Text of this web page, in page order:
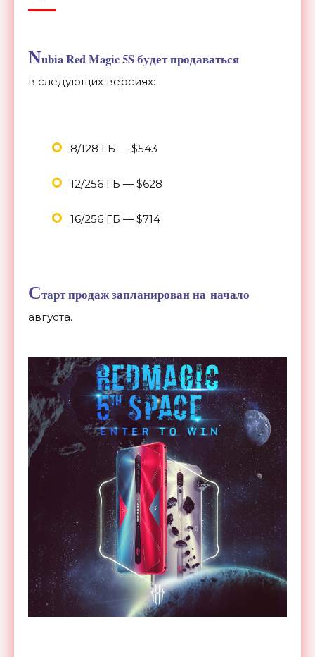
Nubia Red Magic 5S будет продаваться
в следующих версиях:
8/128 ГБ — $543
12/256 ГБ — $628
16/256 ГБ — $714
Старт продаж запланирован на начало
августа.